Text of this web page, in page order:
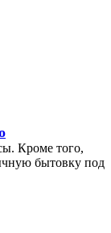
Кроме того,
бытовку под